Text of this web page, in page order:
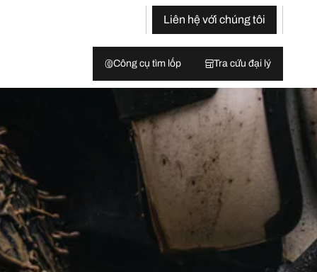
Liên hệ với chúng tôi
Công cụ tìm lốp Tra cứu đại lý